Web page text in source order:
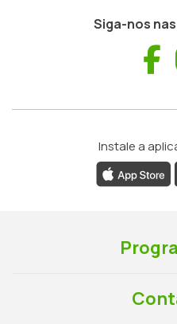
Siga-nos
Instale a